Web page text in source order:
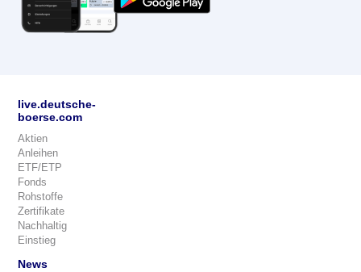
live.deutsche-
boerse.com
Aktien
Anleihen
ETF/ETP
Fonds
Rohstoffe
Zertifikate
Nachhaltig
Einstieg
News